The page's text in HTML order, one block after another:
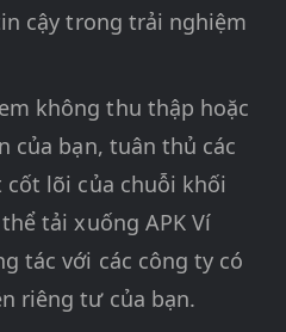
cậy trong trải nghiệm
không thu thập hoặc
của bạn, tuân thủ các
lõi của chuỗi khối
tải xuống APK Ví
tác với các công ty có
riêng tư của bạn.